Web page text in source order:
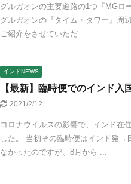
グルガオンの主要道路の1つ『MGロ
グルガオンの『タイム・タワー』周
ご紹介をさせていただ ...
インドNEWS
【最新】臨時便でのインド
2021/2/12
コロナウイルスの影響で、インド在
した。 当初その臨時便はインド発→
なかったのですが、8月から ...